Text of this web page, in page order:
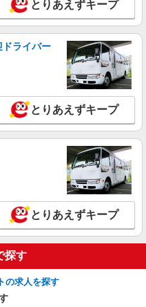
とりあえずキープ
ドライバー
とりあえずキープ
とりあえずキープ
探す
の求人を探す